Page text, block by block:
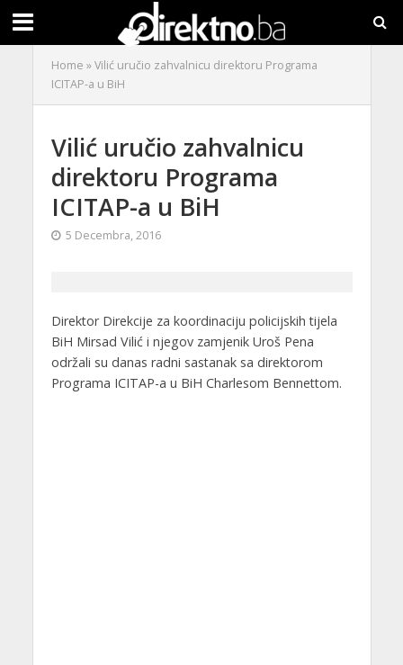
Home »Vilić uručio zahvalnicu direktoru Programa
ICITAP-a u BiH
Vilić uručio zahvalnicu
direktoru Programa
ICITAP-a u BiH
5 Decembra, 2016
Direktor Direkcije za koordinaciju policijskih tijela
BiH Mirsad Vilić i njegov zamjenik Uroš Pena
održali su danas radni sastanak sa direktorom
Programa ICITAP-a u BiH Charlesom Bennettom.